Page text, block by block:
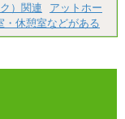
）関連
アットホー
・休憩室などがある